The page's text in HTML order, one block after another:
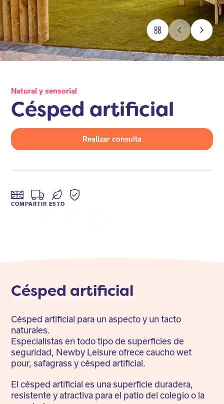
Natural y sensorial
Césped artificial
Realizar consulta
COMPARTIR ESTO
Césped artificial
Césped artificial para un aspecto y un tacto
naturales.
Especialistas en todo tipo de superficies de
seguridad, Newby Leisure ofrece caucho wet
pour, safagrass y césped artificial.
El césped artificial es una superficie duradera,
resistente y atractiva para el patio del colegio o la